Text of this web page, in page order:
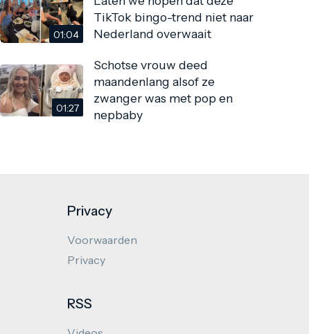
01:04
TikTok bingo-trend niet naar
Nederland overwaait
01:27
Schotse vrouw deed
maandenlang alsof ze
zwanger was met pop en
nepbaby
Privacy
Voorwaarden
Privacy
RSS